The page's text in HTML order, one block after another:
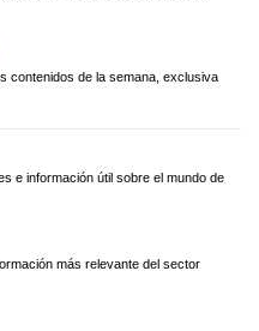
contenidos de la semana, exclusiva
e información útil sobre el mundo de
más relevante del sector